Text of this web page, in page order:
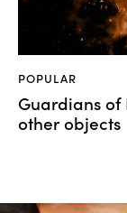
POPULAR
Guardians of
other objects